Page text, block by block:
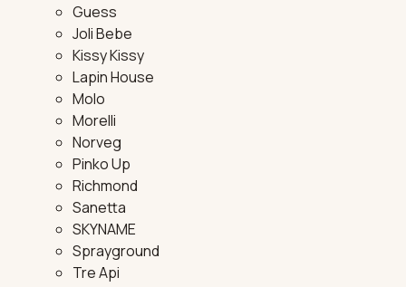
Guess
Joli Bebe
Kissy Kissy
Lapin House
Molo
Morelli
Norveg
Pinko Up
Richmond
Sanetta
SKYNAME
Sprayground
Tre Api